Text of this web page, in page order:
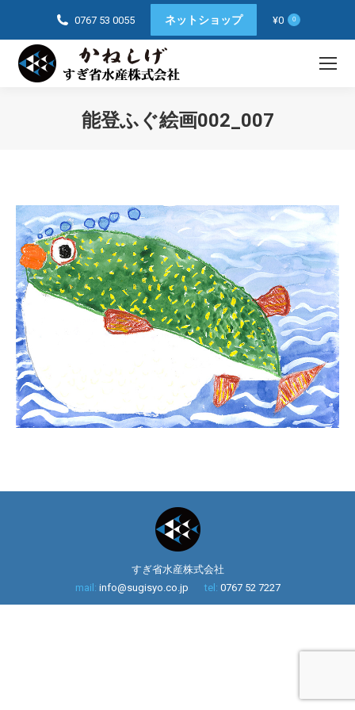
0767 53 0055 ネットショップ ¥0 0
能登ふぐ絵画002_007
すぎ省水産株式会社
mail: info@sugisyo.co.jp tel: 0767 52 7227